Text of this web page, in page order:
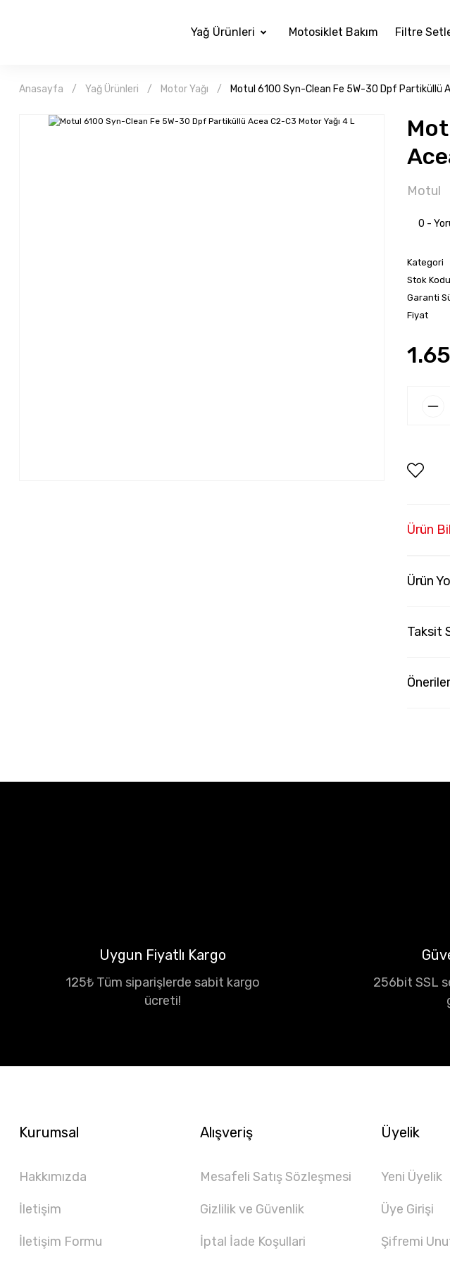
Yağ Ürünleri Motosiklet Bakım Filtre
Anasayfa Yağ Ürünleri Motor Yağı Motul 6100 Syn-Clean Fe 5W-30 Dpf Partiküllü
Motul
0 -
Kategori
Stok Kodu
Garanti
Fiyat
Ürün
Ürün
Taksit
Uygun Fiyatlı Kargo
125₺ Tüm siparişlerde sabit kargo
ücreti!
256bit SSL
Kurumsal
Hakkımızda
İletişim
İletişim Formu
Alışveriş
Mesafeli Satış Sözleşmesi
Gizlilik ve Güvenlik
İptal İade Koşullari
Üyelik
Yeni Üyelik
Üye Girişi
Şifremi